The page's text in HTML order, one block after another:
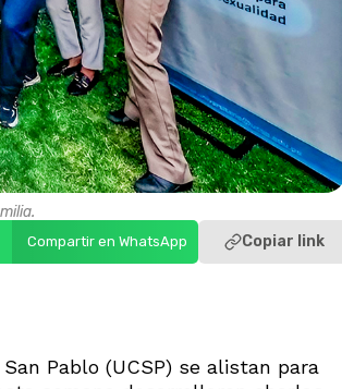
Compartir en WhatsApp Copiar link
Pablo (UCSP) se alistan para